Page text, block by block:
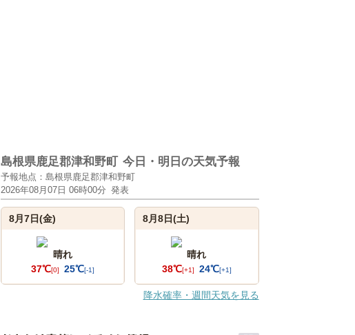
島根県鹿足郡津和野町 今日・明日の天気予報
予報地点：島根県鹿足郡津和野町
2026年08月07日 06時00分 発表
8月7日(金)
晴れ
37℃[0] 25℃[-1]
8月8日(土)
晴れ
38℃[+1] 24℃[+1]
降水確率・週間天気を見る